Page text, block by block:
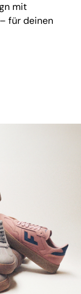
mit
für deinen